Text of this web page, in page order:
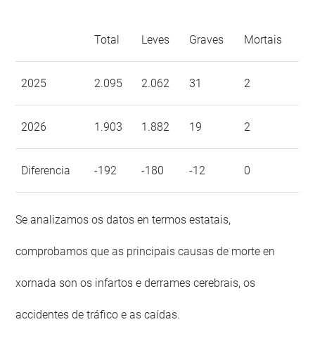
Total Leves Graves Mortais
2025 2.095 2.062 31 2
2026 1.903 1.882 19 2
Diferencia -192 -180 -12 0
Se analizamos os datos en termos estatais,
comprobamos que as principais causas de morte en
xornada son os infartos e derrames cerebrais, os
accidentes de tráfico e as caídas.